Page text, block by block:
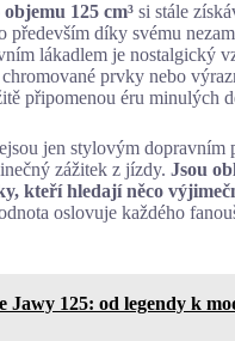
125 cm³ si stále
především díky svému
lákadlem je nostalgický
prvky nebo
připomenou éru minulých
jen stylovým dopravním
zážitek z jízdy. Jsou
kteří hledají něco
oslovuje každého
Jawy 125: od legendy k